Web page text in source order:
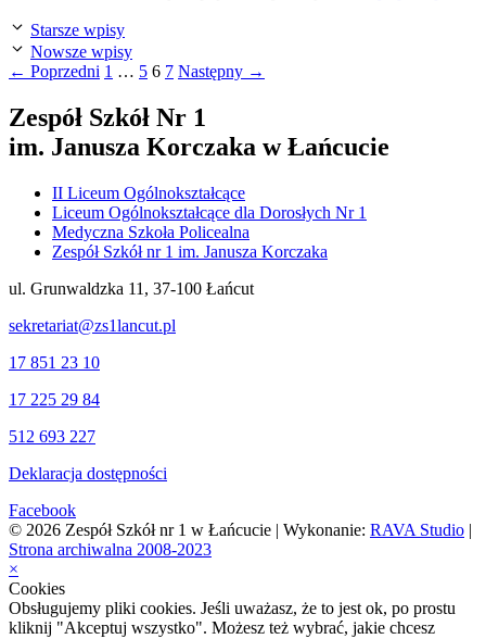
Starsze wpisy
Nowsze wpisy
← Poprzedni Strona
1 … Strona
5 Strona
6 Strona
7 Następny →
Zespół Szkół Nr 1
im. Janusza Korczaka w Łańcucie
II Liceum Ogólnokształcące
Liceum Ogólnokształcące dla Dorosłych Nr 1
Medyczna Szkoła Policealna
Zespół Szkół nr 1 im. Janusza Korczaka
ul. Grunwaldzka 11, 37-100 Łańcut
sekretariat@zs1lancut.pl
17 851 23 10
17 225 29 84
512 693 227
Deklaracja dostępności
Facebook
© 2026 Zespół Szkół nr 1 w Łańcucie | Wykonanie: RAVA Studio |
Strona archiwalna 2008-2023
×
Cookies
Obsługujemy pliki cookies. Jeśli uważasz, że to jest ok, po prostu
kliknij "Akceptuj wszystko". Możesz też wybrać, jakie chcesz